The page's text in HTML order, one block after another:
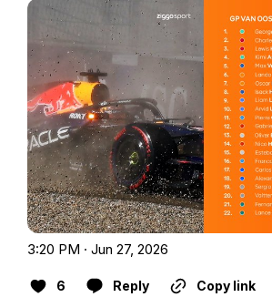
3:20 PM · Jun 27, 2026
6 Reply Copy link